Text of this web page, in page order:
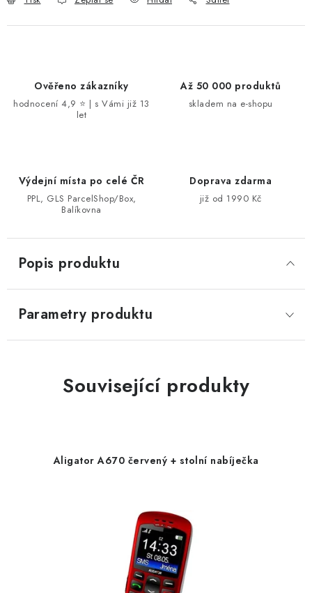
Ověřeno zákazníky
hodnocení 4,9 ⭐ | s Vámi již 13
let
Až 50 000 produktů
skladem na e-shopu
Výdejní místa po celé ČR
PPL, GLS ParcelShop/Box,
Balíkovna
Doprava zdarma
již od 1990 Kč
Popis produktu
Parametry produktu
Související produkty
Aligator A670 červený + stolní nabíječka